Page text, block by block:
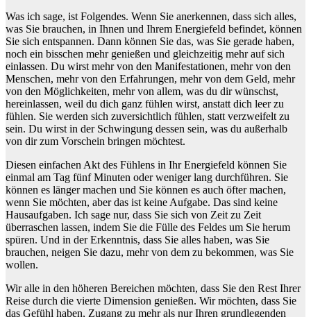
Was ich sage, ist Folgendes. Wenn Sie anerkennen, dass sich alles,
was Sie brauchen, in Ihnen und Ihrem Energiefeld befindet, können
Sie sich entspannen. Dann können Sie das, was Sie gerade haben,
noch ein bisschen mehr genießen und gleichzeitig mehr auf sich
einlassen. Du wirst mehr von den Manifestationen, mehr von den
Menschen, mehr von den Erfahrungen, mehr von dem Geld, mehr
von den Möglichkeiten, mehr von allem, was du dir wünschst,
hereinlassen, weil du dich ganz fühlen wirst, anstatt dich leer zu
fühlen. Sie werden sich zuversichtlich fühlen, statt verzweifelt zu
sein. Du wirst in der Schwingung dessen sein, was du außerhalb
von dir zum Vorschein bringen möchtest.
Diesen einfachen Akt des Fühlens in Ihr Energiefeld können Sie
einmal am Tag fünf Minuten oder weniger lang durchführen. Sie
können es länger machen und Sie können es auch öfter machen,
wenn Sie möchten, aber das ist keine Aufgabe. Das sind keine
Hausaufgaben. Ich sage nur, dass Sie sich von Zeit zu Zeit
überraschen lassen, indem Sie die Fülle des Feldes um Sie herum
spüren. Und in der Erkenntnis, dass Sie alles haben, was Sie
brauchen, neigen Sie dazu, mehr von dem zu bekommen, was Sie
wollen.
Wir alle in den höheren Bereichen möchten, dass Sie den Rest Ihrer
Reise durch die vierte Dimension genießen. Wir möchten, dass Sie
das Gefühl haben, Zugang zu mehr als nur Ihren grundlegenden